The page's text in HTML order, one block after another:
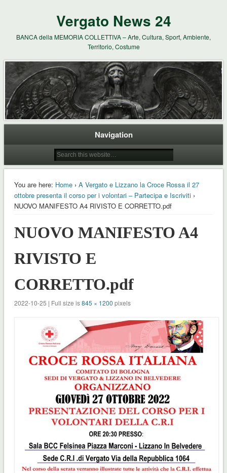
Vergato News 24
BANCA della MEMORIA COLLETTIVA – Arte, Cultura, Sport, Ambiente,
Territorio, Costume
Navigation
You are here: Home› A Vergato e Lizzano la Croce Rossa il 27
ottobre presenta il corso per i volontari – Partecipa e Iscriviti›
NUOVO MANIFESTO A4 RIVISTO E CORRETTO.pdf
NUOVO MANIFESTO A4
RIVISTO E
CORRETTO.pdf
2022-10-25 | Full size is845 × 1200 pixels